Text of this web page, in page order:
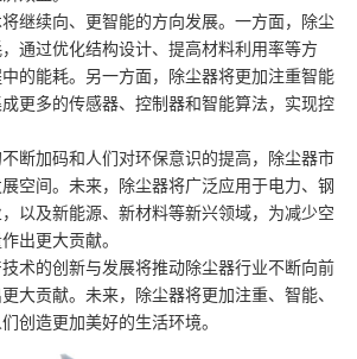
继续向、更智能的方向发展。一方面，除尘
通过优化结构设计、提高材料利用率等方
的能耗。另一方面，除尘器将更加注重智能
更多的传感器、控制器和智能算法，实现控
断加码和人们对环保意识的提高，除尘器市
空间。未来，除尘器将广泛应用于电力、钢
以及新能源、新材料等新兴领域，为减少空
出更大贡献。
术的创新与发展将推动除尘器行业不断向前
大贡献。未来，除尘器将更加注重、智能、
创造更加美好的生活环境。